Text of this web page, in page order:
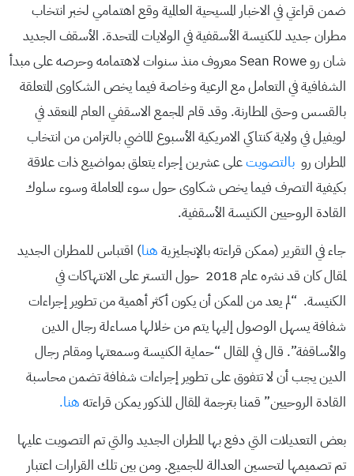
ضمن قراءتي في الاخبار المسيحية العالمية وقع اهتمامي لخبر انتخاب
مطران جديد للكنيسة الأسقفية في الولايات المتحدة. الأسقف الجديد
شان رو Sean Rowe معروف منذ سنوات لاهتمامه وحرصه على مبدأ
الشفافية في التعامل مع الرعية وخاصة فيما يخص الشكاوى المتعلقة
بالقسس وحتى المطارنة. وقد قام المجمع الاسقفي العام المنعقد في
لويفيل في ولاية كنتاكي الامريكية الأسبوع الماضي بالتزامن من انتخاب
المطران رو بالتصويتعلى عشرين إجراء يتعلق بمواضيع ذات علاقة
بكيفية التصرف فيما يخص شكاوى حول سوء المعاملة وسوء سلوك
القادة الروحيين الكنيسة الأسقفية.
جاء في التقرير (ممكن قراءته بالإنجليزية هنا) اقتباس للمطران الجديد
لمقال كان قد نشره عام 2018 حول التستر على الانتهاكات في
الكنيسة. “لم يعد من الممكن أن يكون أكثر أهمية من تطوير إجراءات
شفافة يسهل الوصول إليها يتم من خلالها مساءلة رجال الدين
والأساقفة”. قال في المقال “حماية الكنيسة وسمعتها ومقام رجال
الدين يجب أن لا تتفوق على تطوير إجراءات شفافة تضمن محاسبة
القادة الروحيين” قمنا بترجمة المقال المذكور يمكن قراءته هنا.
بعض التعديلات التي دفع بها المطران الجديد والتي تم التصويت عليها
تم تصميمها لتحسين العدالة للجميع. ومن بين تلك القرارات اعتبار